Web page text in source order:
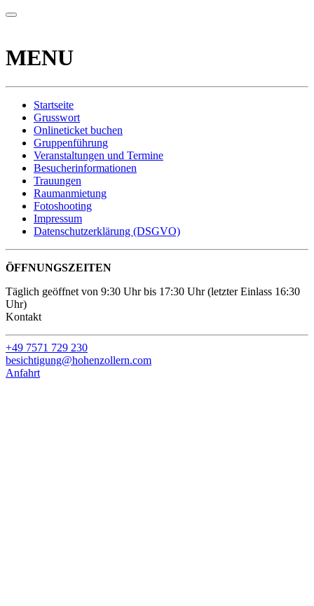
MENU
Startseite
Grusswort
Onlineticket buchen
Gruppenführung
Veranstaltungen und Termine
Besucherinformationen
Trauungen
Raumanmietung
Fotoshooting
Impressum
Datenschutzerklärung (DSGVO)
ÖFFNUNGSZEITEN
Täglich geöffnet von 9:30 Uhr bis 17:30 Uhr (letzter Einlass 16:30
Uhr)
Kontakt
+49 7571 729 230
besichtigung@hohenzollern.com
Anfahrt